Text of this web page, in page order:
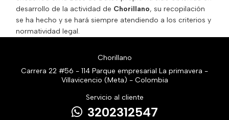
desarrollo de la actividad de Chorillano, su recopilación
se ha hecho y se hará siempre atendiendo a los criterios y
normatividad legal.
Chorillano
Carrera 22 #56 - 114 Parque empresarial La primavera -
Villavicencio (Meta) - Colombia
Servicio al cliente
3202312547